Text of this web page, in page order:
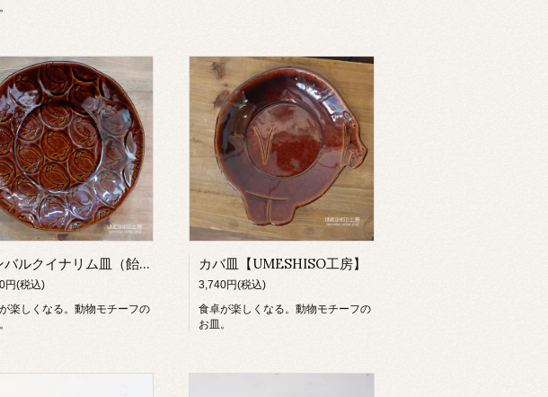
ヤンバルクイナリム皿（飴）【UMESHISO工房】
円(税込)
楽しくなる。動物モチーフの
カバ皿【UMESHISO工房】
3,740円(税込)
食卓が楽しくなる。動物モチーフの
お皿。